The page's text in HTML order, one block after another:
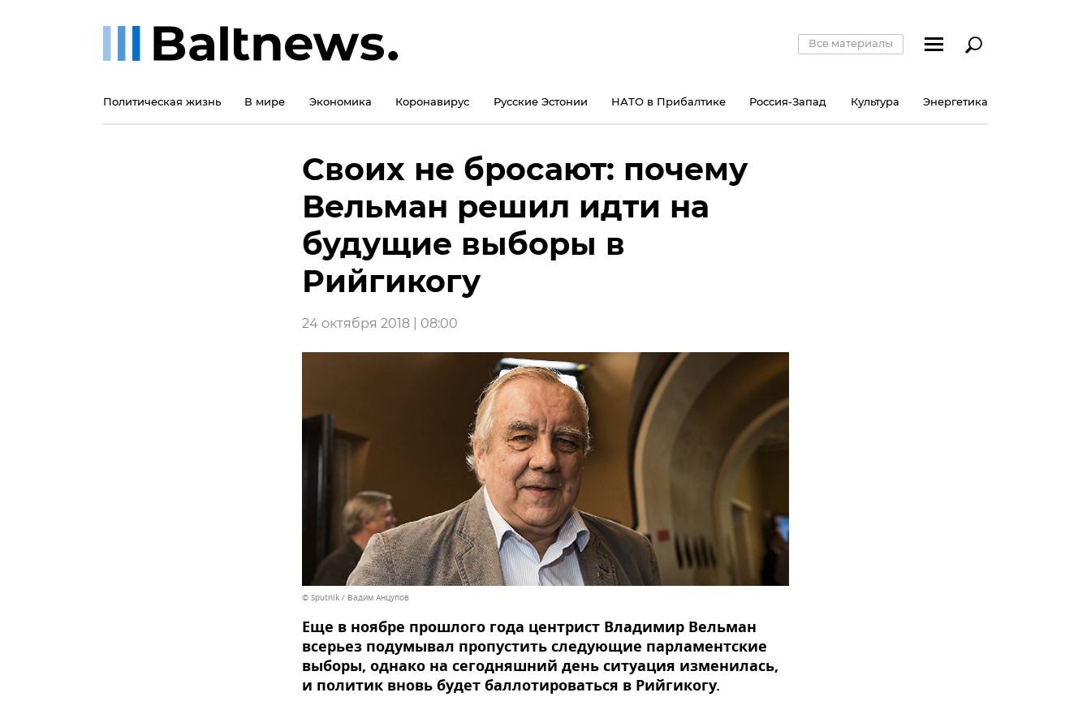
Все материалы
Политическая жизнь В мире Экономика Коронавирус Русские Эстонии НАТО в Прибалтике Россия-Запад Культура Энергетика
Своих не бросают: почему
Вельман решил идти на
будущие выборы в
Рийгикогу
24 октября 2018 | 08:00
© Sputnik / Вадим Анцупов
Еще в ноябре прошлого года центрист Владимир Вельман
всерьез подумывал пропустить следующие парламентские
выборы, однако на сегодняшний день ситуация изменилась,
и политик вновь будет баллотироваться в Рийгикогу.